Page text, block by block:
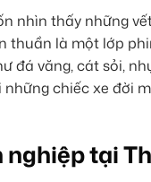
nhìn thấy những
thuần là một lớp
đá văng, cát sỏi,
chiếc xe đời
tại